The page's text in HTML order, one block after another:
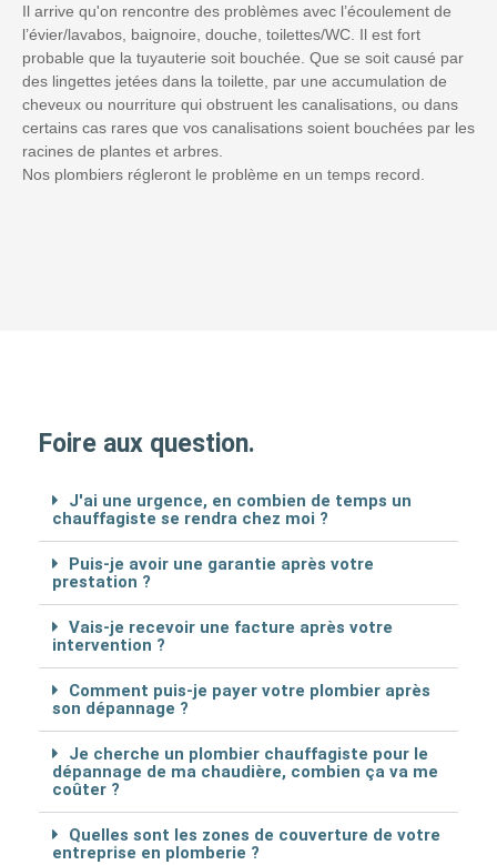
Il arrive qu'on rencontre des problèmes avec l’écoulement de
l’évier/lavabos, baignoire, douche, toilettes/WC. Il est fort
probable que la tuyauterie soit bouchée. Que se soit causé par
des lingettes jetées dans la toilette, par une accumulation de
cheveux ou nourriture qui obstruent les canalisations, ou dans
certains cas rares que vos canalisations soient bouchées par les
racines de plantes et arbres.
Nos plombiers régleront le problème en un temps record.
Foire aux question.
J'ai une urgence, en combien de temps un
chauffagiste se rendra chez moi ?
Puis-je avoir une garantie après votre
prestation ?
Vais-je recevoir une facture après votre
intervention ?
Comment puis-je payer votre plombier après
son dépannage ?
Je cherche un plombier chauffagiste pour le
dépannage de ma chaudière, combien ça va me
coûter ?
Quelles sont les zones de couverture de votre
entreprise en plomberie ?